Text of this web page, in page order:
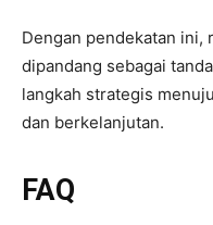
Dengan pendekatan
dipandang sebagai
langkah strategis
dan berkelanjutan.
FAQ